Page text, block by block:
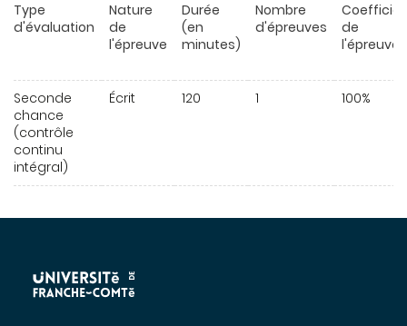
Type
d'évaluation
Nature
de
l'épreuve
Durée
(en
minutes)
Nombre
d'épreuves
de
l'épreuve
Seconde
chance
(contrôle
continu
intégral)
Écrit 120 1 100%